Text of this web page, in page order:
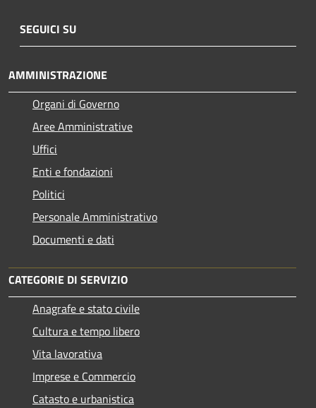
SEGUICI SU
AMMINISTRAZIONE
Organi di Governo
Aree Amministrative
Uffici
Enti e fondazioni
Politici
Personale Amministrativo
Documenti e dati
CATEGORIE DI SERVIZIO
Anagrafe e stato civile
Cultura e tempo libero
Vita lavorativa
Imprese e Commercio
Catasto e urbanistica